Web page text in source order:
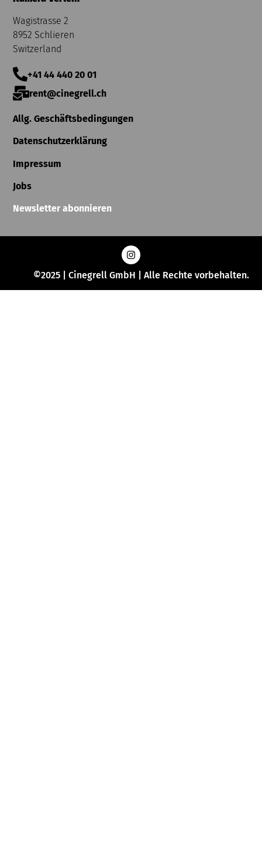
Wagistrasse 2
8952 Schlieren
Switzerland
+41 44 440 20 01
rent@cinegrell.ch
Allg. Geschäftsbedingungen
Datenschutzerklärung
Impressum
Jobs
Newsletter abonnieren
©2025 | Cinegrell GmbH | Alle Rechte vorbehalten.